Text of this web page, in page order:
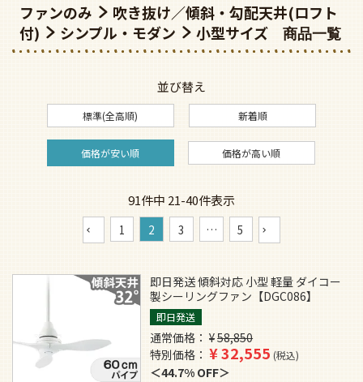
ファンのみ
吹き抜け／傾斜・勾配天井(ロフト
付)
シンプル・モダン 小型サイズ
並び替え
標準(全高順) 新着順
価格が安い順 価格が高い順
91件中 21-40件表示
1 2 3 … 5
即日発送 傾斜対応 小型 軽量 ダイコー
製シーリングファン【DGC086】
即日発送
通常価格 ¥58,850
特別価格
¥32,555 税込
44.7% OFF